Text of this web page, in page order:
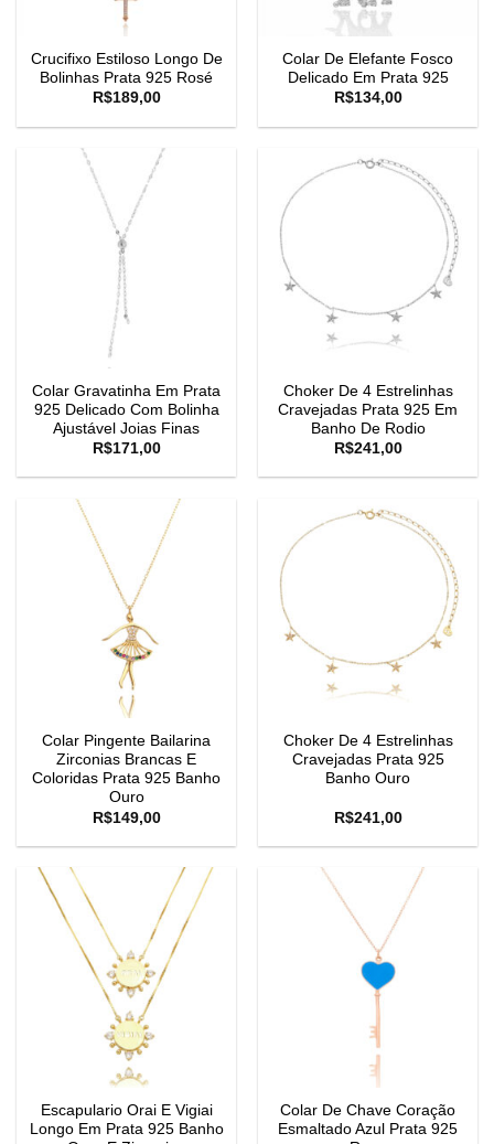
Crucifixo Estiloso Longo De
Bolinhas Prata 925 Rosé
R$189,00
Colar De Elefante Fosco
Delicado Em Prata 925
R$134,00
Colar Gravatinha Em Prata
925 Delicado Com Bolinha
Ajustável Joias Finas
R$171,00
Choker De 4 Estrelinhas
Cravejadas Prata 925 Em
Banho De Rodio
R$241,00
Colar Pingente Bailarina
Zirconias Brancas E
Coloridas Prata 925 Banho
Ouro
R$149,00
Choker De 4 Estrelinhas
Cravejadas Prata 925
Banho Ouro
R$241,00
Escapulario Orai E Vigiai
Longo Em Prata 925 Banho
Colar De Chave Coração
Esmaltado Azul Prata 925